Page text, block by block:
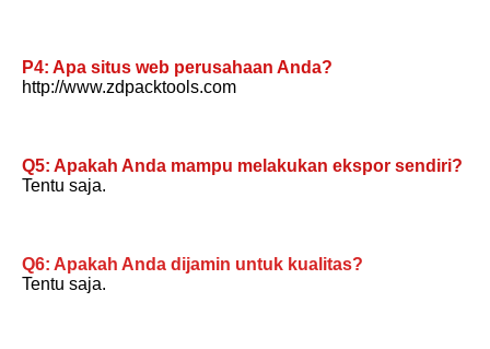
P4: Apa situs web perusahaan Anda?
http://www.zdpacktools.com
Q5: Apakah Anda mampu melakukan ekspor sendiri?
Tentu saja.
Q6: Apakah Anda dijamin untuk kualitas?
Tentu saja.